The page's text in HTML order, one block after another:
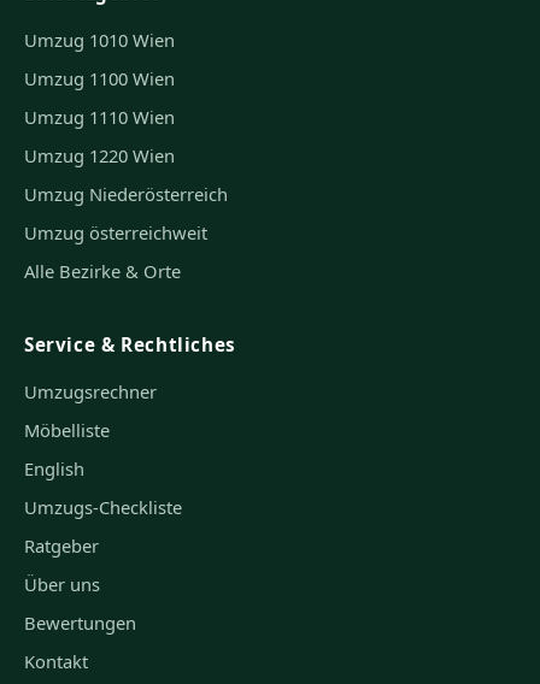
Umzug 1010 Wien
Umzug 1100 Wien
Umzug 1110 Wien
Umzug 1220 Wien
Umzug Niederösterreich
Umzug österreichweit
Alle Bezirke & Orte
Service & Rechtliches
Umzugsrechner
Möbelliste
English
Umzugs-Checkliste
Ratgeber
Über uns
Bewertungen
Kontakt